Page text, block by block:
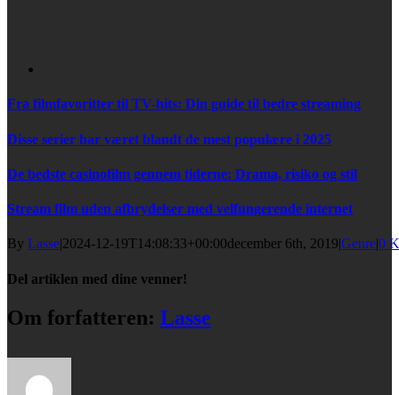
Fra filmfavoritter til TV-hits: Din guide til bedre streaming
Disse serier har været blandt de mest populære i 2025
De bedste casinofilm gennem tiderne: Drama, risiko og stil
Stream film uden afbrydelser med velfungerende internet
By Lasse|2024-12-19T14:08:33+00:00december 6th, 2019|Genre|0
Del artiklen med dine venner!
Facebook
Twitter
Reddit
LinkedIn
Tumblr
Pinterest
E-
mail
Om forfatteren: Lasse